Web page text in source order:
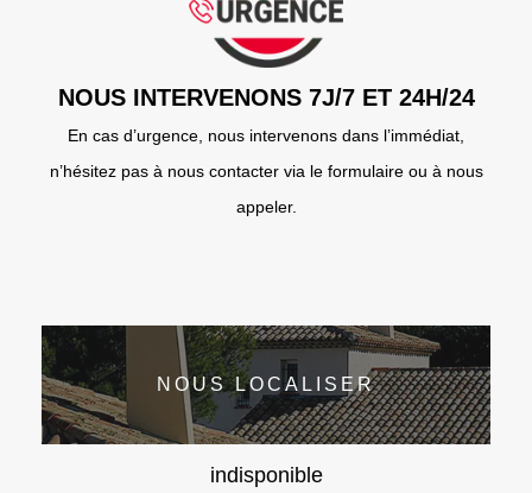
NOUS INTERVENONS 7J/7 ET 24H/24
En cas d’urgence, nous intervenons dans l’immédiat,
n’hésitez pas à nous contacter via le formulaire ou à nous
appeler.
NOUS LOCALISER
indisponible